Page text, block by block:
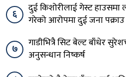
६
दुई किशोरीलाई गेस्ट
गरेको आरोपमा दुई जना पक्राउ
७
गाडीभित्रै सिट बेल्ट बाँधेर
अनुसन्धान निष्कर्ष